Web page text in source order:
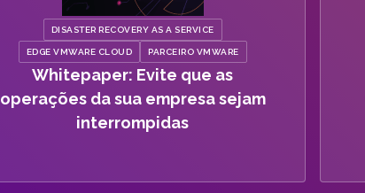
DISASTER RECOVERY AS A SERVICE
EDGE VMWARE CLOUD PARCEIRO VMWARE
Whitepaper: Evite que as
operações da sua empresa sejam
interrompidas